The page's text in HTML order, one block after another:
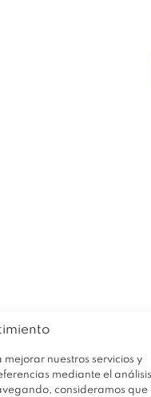
nuestros servicios y
mediante el análisis
consideramos que